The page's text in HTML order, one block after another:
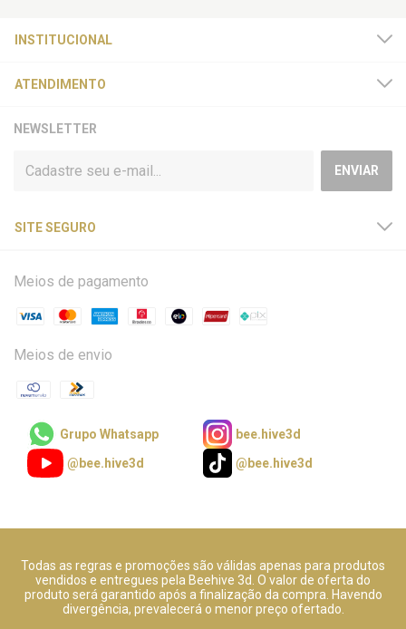
INSTITUCIONAL
ATENDIMENTO
NEWSLETTER
SITE SEGURO
Meios de pagamento
Meios de envio
Grupo Whatsapp
bee.hive3d
@bee.hive3d
@bee.hive3d
Todas as regras e promoções são válidas apenas para produtos
vendidos e entregues pela Beehive 3d. O valor de oferta do
produto será garantido após a finalização da compra. Havendo
divergência, prevalecerá o menor preço ofertado.